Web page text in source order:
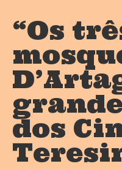
“Os
dos